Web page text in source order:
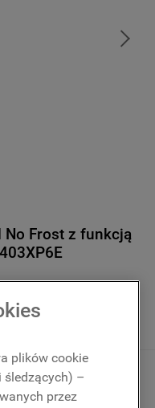
No Frost z funkcją
podatek VAT
plików cookie
śledzących) –
przez